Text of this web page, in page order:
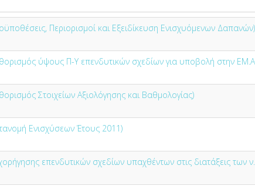
Περιορισμοί και Εξειδίκευση Ενισχυόμενων Δαπανών)
ύψους Π-Υ επενδυτικών σχεδίων για υποβολή στην
Στοιχείων Αξιολόγησης και Βαθμολογίας)
Ενισχύσεων Έτους 2011)
επενδυτικών σχεδίων υπαχθέντων στις διατάξεις των